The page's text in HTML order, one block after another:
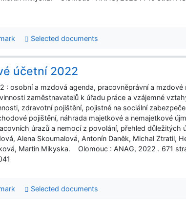
Selected documents
účetní 2022
: osobní a mzdová agenda, pracovněprávní a mzdové
zaměstnavatelů k úřadu práce a vzájemné
zdravotní pojištění, pojistné na sociální
pojištění, náhrada majetkové a nemajetkové
úrazů a nemocí z povolání, přehled důležitých
Alena Skoumalová, Antonín Daněk, Michal Ztratil,
Martin Mikyska. Olomouc : ANAG, 2022 . 671
Selected documents